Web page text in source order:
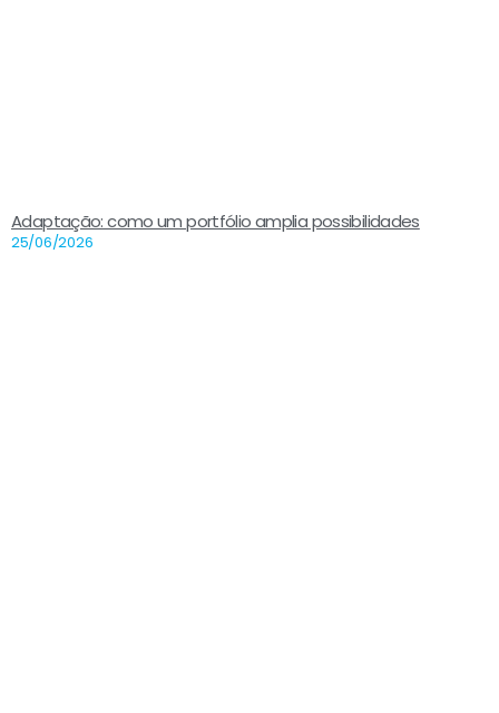
Adaptação: como um portfólio amplia possibilidades
25/06/2026